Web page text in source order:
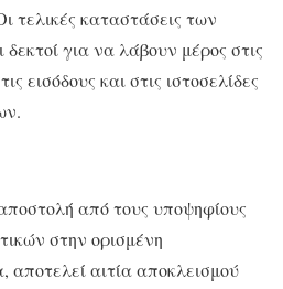
τελικές καταστάσεις των
για να λάβουν μέρος στις
εισόδους και στις ιστοσελίδες
από τους υποψηφίους
στην ορισμένη
αποτελεί αιτία αποκλεισμού